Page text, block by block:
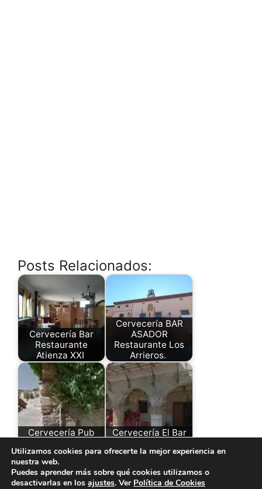
Posts Relacionados:
Cervecería Bar
Restaurante
Atienza XXI
Cervecería BAR
ASADOR
Restaurante Los
Arrieros.
Cervecería Pub
Cervecería El Bar
Utilizamos cookies para ofrecerte la mejor experiencia en
nuestra web.
Puedes aprender más sobre qué cookies utilizamos o
desactivarlas en los ajustes. Ver Política de Cookies